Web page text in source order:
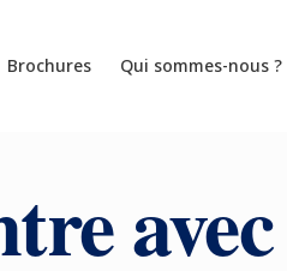
Brochures Qui sommes-nous ?